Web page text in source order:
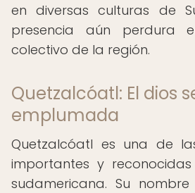
en diversas culturas de
presencia aún perdura
colectivo de la región.
Quetzalcóatl: El dios
emplumada
Quetzalcóatl es una de
importantes y
sudamericana. Su